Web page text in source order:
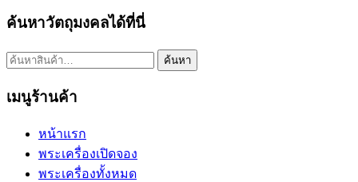
ค้นหาวัตถุมงคลได้ที่นี่
ค้นหา: ค้นหา
เมนูร้านค้า
หน้าแรก
พระเครื่องเปิดจอง
พระเครื่องทั้งหมด